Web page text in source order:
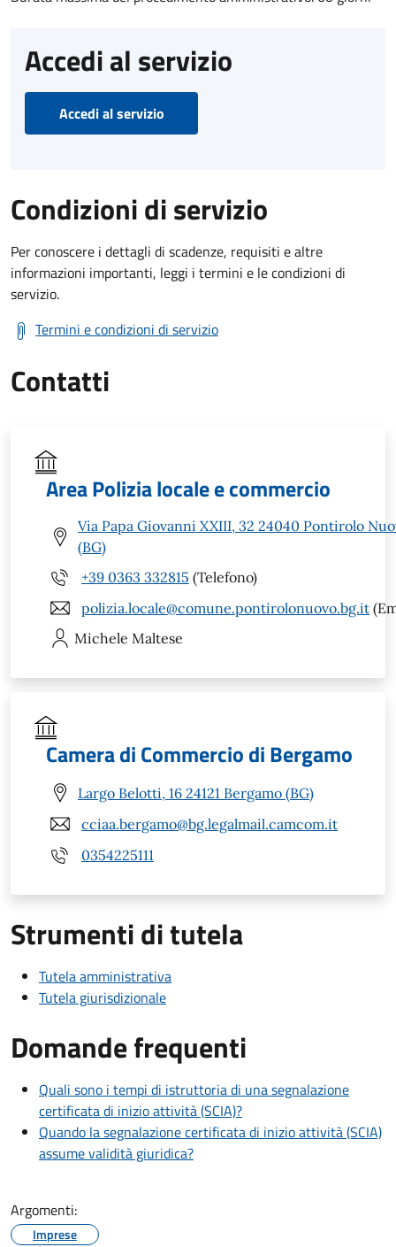
Accedi al servizio
Accedi al servizio
Condizioni di servizio
Per conoscere i dettagli di scadenze, requisiti e altre
informazioni importanti, leggi i termini e le condizioni di
servizio.
Termini e condizioni di servizio
Contatti
Area Polizia locale e commercio
Via Papa Giovanni XXIII, 32 24040 Pontirolo
(BG)
+39 0363 332815 (Telefono)
polizia.locale@comune.pontirolonuovo.bg.it
Michele Maltese
Camera di Commercio di Bergamo
Largo Belotti, 16 24121 Bergamo (BG)
cciaa.bergamo@bg.legalmail.camcom.it
0354225111
Strumenti di tutela
Tutela amministrativa
Tutela giurisdizionale
Domande frequenti
Quali sono i tempi di istruttoria di una segnalazione
certificata di inizio attività (SCIA)?
Quando la segnalazione certificata di inizio attività (SCIA)
assume validità giuridica?
Argomenti:
Imprese